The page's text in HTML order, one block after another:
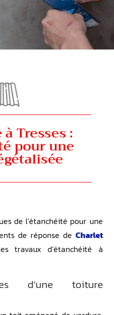
Tresses :
pour une
de l’étanchéité pour une
de réponse de Charlet
travaux d’étanchéité à
d’une toiture